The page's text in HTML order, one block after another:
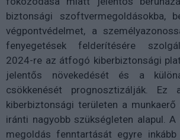
biztonsági szoftvermegoldásokba,
végpontvédelmet, a
fenyegetések felderítésére
2024-re az átfogó kiberbiztonsági
jelentős növekedését és a
csökkenését prognosztizálják. Ez
kiberbiztonsági területen a
iránti nagyobb szükségleten alapul.
megoldás fenntartását egyre inkább